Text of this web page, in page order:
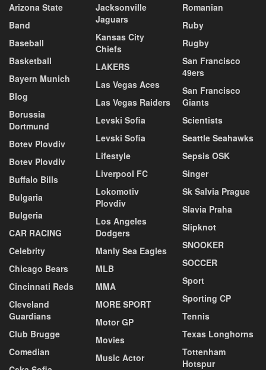
Arizona State
Band
Baseball
Basketball
Bayern Munich
Blog
Borussia
Dortmund
Botev Plovdiv
Botev Plovdiv
Buffalo Bills
Bulgaria
Bulgeria
CAR RACING
Celebrity
Chicago Bears
Cincinnati Reds
Cleveland
Guardians
Club Brugge
Comedian
Jacksonville
Jaguars
Kansas City
Chiefs
LAKERS
Las Vegas Aces
Las Vegas Raiders
Levski Sofia
Levski Sofia
Lifestyle
Liverpool FC
Lokomotiv
Plovdiv
Los Angeles
Dodgers
Manly Sea Eagles
MLB
MMA
MORE SPORT
Motor GP
Movies
Music Actor
Romanian
Ruby
Rugby
San Francisco
49ers
San Francisco
Giants
Scientists
Seattle Seahawks
Sepsis OSK
Singer
Sk Salvia Prague
Slavia Praha
Slipknot
SNOOKER
SOCCER
Sport
Sporting CP
Tennis
Texas Longhorns
Tottenham
Hotspur